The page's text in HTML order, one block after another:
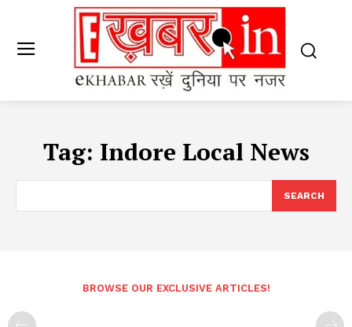
Tag: Indore Local News
SEARCH
BROWSE OUR EXCLUSIVE ARTICLES!